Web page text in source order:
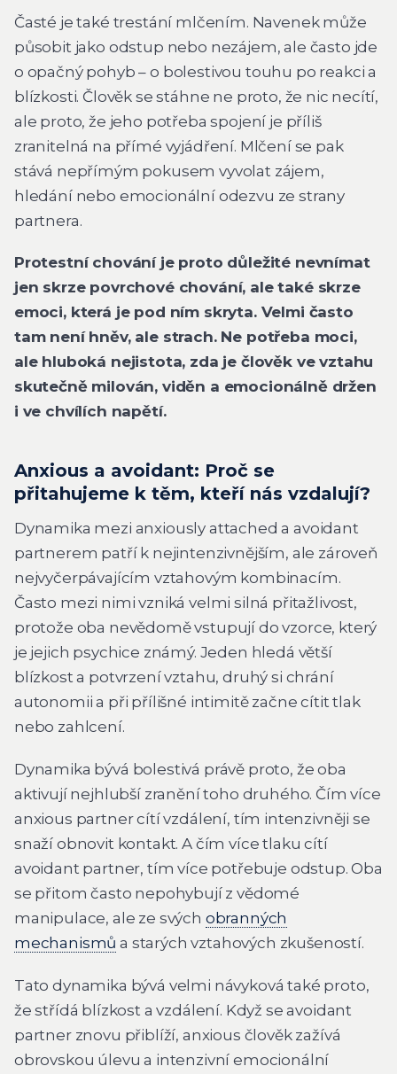
Časté je také trestání mlčením. Navenek může
působit jako odstup nebo nezájem, ale často jde
o opačný pohyb – o bolestivou touhu po reakci a
blízkosti. Člověk se stáhne ne proto, že nic necítí,
ale proto, že jeho potřeba spojení je příliš
zranitelná na přímé vyjádření. Mlčení se pak
stává nepřímým pokusem vyvolat zájem,
hledání nebo emocionální odezvu ze strany
partnera.
Protestní chování je proto důležité nevnímat
jen skrze povrchové chování, ale také skrze
emoci, která je pod ním skryta. Velmi často
tam není hněv, ale strach. Ne potřeba moci,
ale hluboká nejistota, zda je člověk ve vztahu
skutečně milován, viděn a emocionálně držen
i ve chvílích napětí.
Anxious a avoidant: Proč se
přitahujeme k těm, kteří nás vzdalují?
Dynamika mezi anxiously attached a avoidant
partnerem patří k nejintenzivnějším, ale zároveň
nejvyčerpávajícím vztahovým kombinacím.
Často mezi nimi vzniká velmi silná přitažlivost,
protože oba nevědomě vstupují do vzorce, který
je jejich psychice známý. Jeden hledá větší
blízkost a potvrzení vztahu, druhý si chrání
autonomii a při přílišné intimitě začne cítit tlak
nebo zahlcení.
Dynamika bývá bolestivá právě proto, že oba
aktivují nejhlubší zranění toho druhého. Čím více
anxious partner cítí vzdálení, tím intenzivněji se
snaží obnovit kontakt. A čím více tlaku cítí
avoidant partner, tím více potřebuje odstup. Oba
se přitom často nepohybují z vědomé
manipulace, ale ze svých obranných
mechanismů a starých vztahových zkušeností.
Tato dynamika bývá velmi návyková také proto,
že střídá blízkost a vzdálení. Když se avoidant
partner znovu přiblíží, anxious člověk zažívá
obrovskou úlevu a intenzivní emocionální